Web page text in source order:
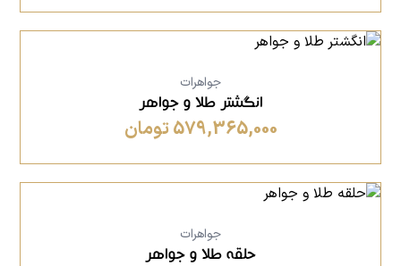
جواهرات
انگشتر طلا و جواهر
579,365,000 تومان
جواهرات
حلقه طلا و جواهر